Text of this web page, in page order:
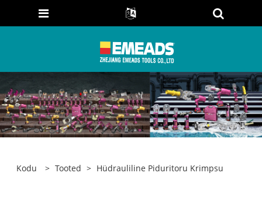
Kodu > Tooted > Hüdrauliline Piduritoru Krimpsu